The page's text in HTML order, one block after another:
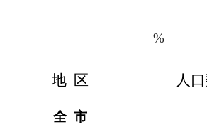
单位：
%
地 区 人
全 市